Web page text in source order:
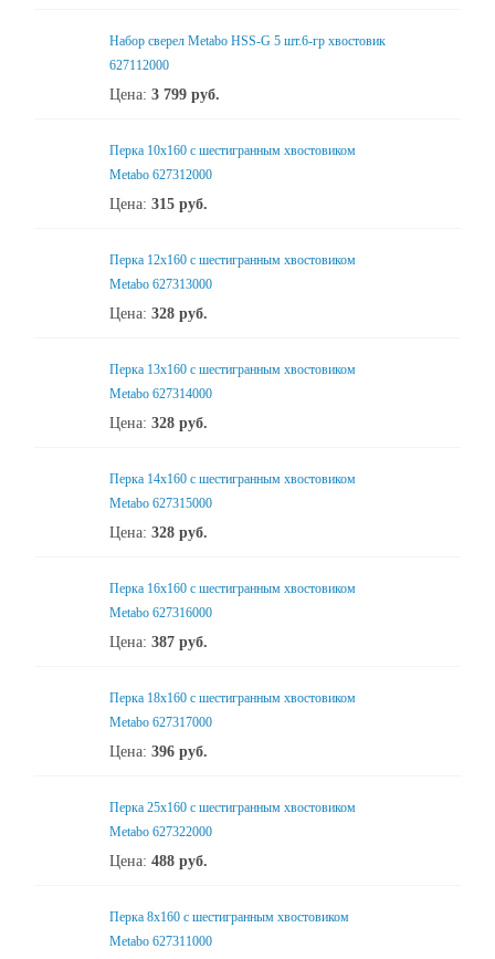
Набор сверел Metabo HSS-G 5 шт.6-гр хвостовик
627112000
Цена: 3 799 руб.
Перка 10x160 с шестигранным хвостовиком
Metabo 627312000
Цена: 315 руб.
Перка 12x160 с шестигранным хвостовиком
Metabo 627313000
Цена: 328 руб.
Перка 13x160 с шестигранным хвостовиком
Metabo 627314000
Цена: 328 руб.
Перка 14x160 с шестигранным хвостовиком
Metabo 627315000
Цена: 328 руб.
Перка 16x160 с шестигранным хвостовиком
Metabo 627316000
Цена: 387 руб.
Перка 18x160 с шестигранным хвостовиком
Metabo 627317000
Цена: 396 руб.
Перка 25x160 с шестигранным хвостовиком
Metabo 627322000
Цена: 488 руб.
Перка 8x160 с шестигранным хвостовиком
Metabo 627311000